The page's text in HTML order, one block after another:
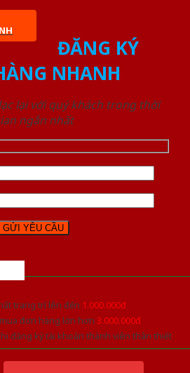
ĐĂNG KÝ
NHANH
lại với quý khách trong thời
ngắn nhất
trang trí lên đến 1.000.000đ
đơn hàng lớn hơn 3.000.000đ
đăng ký tài khoản thành viên thân thiết